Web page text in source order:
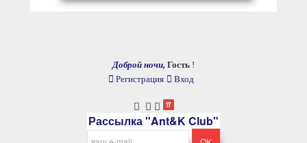
Доброй ночи, Гость !
Регистрация
Вход
Рассылка "Ant&K Club"